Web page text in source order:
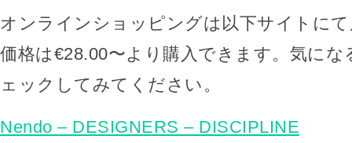
オンラインショッピングは以下サイトに
価格は€28.00〜より購入できます。気にな
ェックしてみてください。
Nendo – DESIGNERS – DISCIPLINE